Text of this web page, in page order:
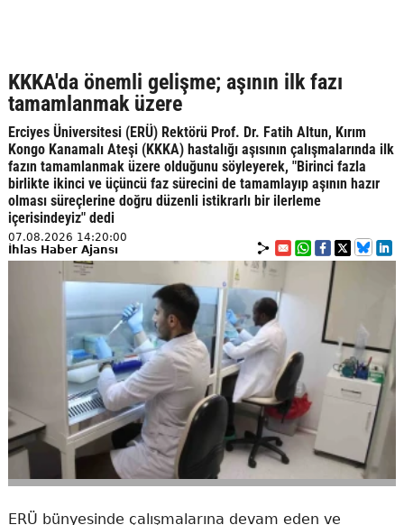
KKKA'da önemli gelişme; aşının ilk fazı
tamamlanmak üzere
Erciyes Üniversitesi (ERÜ) Rektörü Prof. Dr. Fatih Altun, Kırım
Kongo Kanamalı Ateşi (KKKA) hastalığı aşısının çalışmalarında ilk
fazın tamamlanmak üzere olduğunu söyleyerek, "Birinci fazla
birlikte ikinci ve üçüncü faz sürecini de tamamlayıp aşının hazır
olması süreçlerine doğru düzenli istikrarlı bir ilerleme
içerisindeyiz" dedi
07.08.2026 14:20:00
İhlas Haber Ajansı
ERÜ bünyesinde çalışmalarına devam eden ve